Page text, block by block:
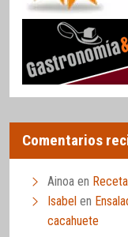
Comentarios
Ainoa en
Isabel en
cacahuete